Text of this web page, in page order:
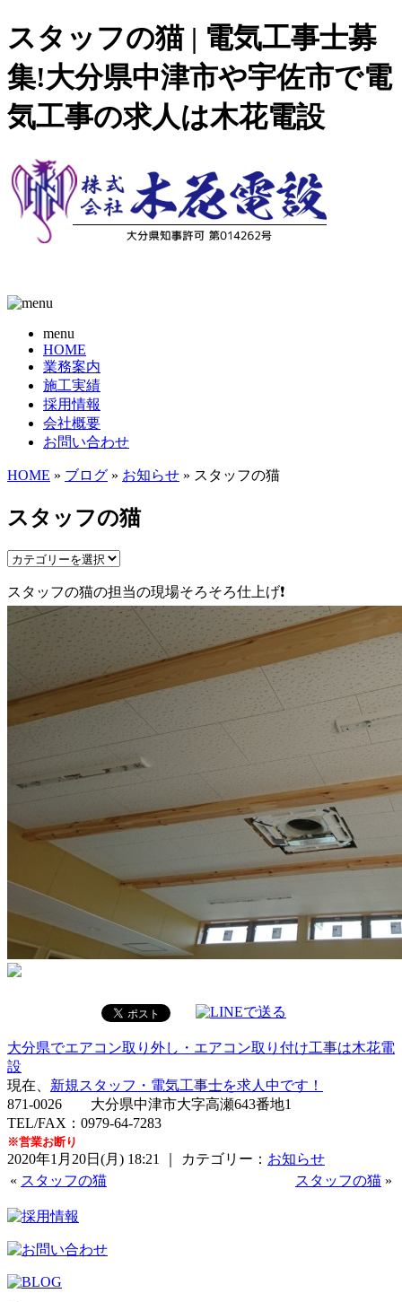
スタッフの猫 | 電気工事士募
集!大分県中津市や宇佐市で電
気工事の求人は木花電設
menu
HOME
業務案内
施工実績
採用情報
会社概要
お問い合わせ
HOME » ブログ » お知らせ » スタッフの猫
スタッフの猫
スタッフの猫の担当の現場そろそろ仕上げ❗
大分県でエアコン取り外し・エアコン取り付け工事は木花電
設
現在、 新規スタッフ・電気工事士を求人中です！
871-0026 大分県中津市大字高瀬643番地1
TEL/FAX：0979-64-7283
※営業お断り
2020年1月20日(月) 18:21 ｜ カテゴリー： お知らせ
« スタッフの猫 スタッフの猫 »